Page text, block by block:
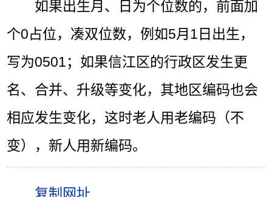
如果出生月、日为个位数的，前面加
个0占位，凑双位数，例如5月1日出生，
写为0501；如果信江区的行政区发生更
名、合并、升级等变化，其地区编码也会
相应发生变化，这时老人用老编码（不
变），新人用新编码。